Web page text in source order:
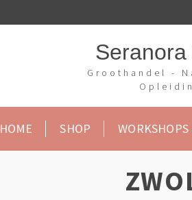
Groothandel -
HOME SHOP